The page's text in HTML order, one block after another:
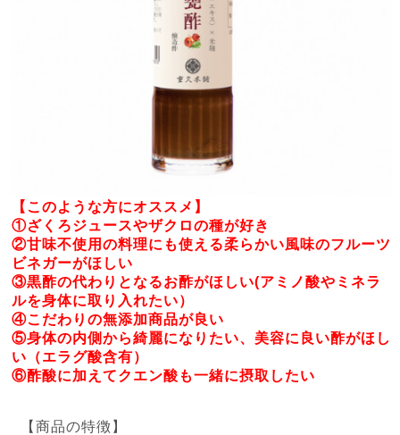
【このような方にオススメ】
①ざくろジュースやザクロの種が好き
②甘味不使用の料理にも使える柔らかい風味のフルーツ
ビネガーがほしい
③黒酢の代わりとなるお酢がほしい(アミノ酸やミネラ
ルを身体に取り入れたい）
④こだわりの無添加商品が良い
⑤身体の内側から綺麗になりたい、美容に良い酢がほし
い（エラグ酸含有）
⑥酢酸に加えてクエン酸も一緒に摂取したい
【商品の特徴】